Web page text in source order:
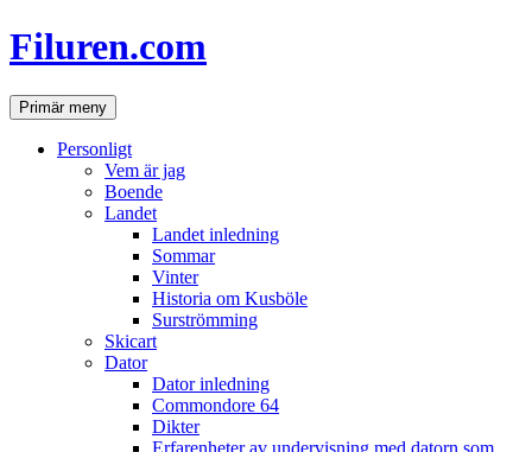
Hoppa
till
Filuren.com
SökPrimär meny
Personligt
Vem är jag
Boende
Landet
Landet inledning
Sommar
Vinter
Historia om Kusböle
Surströmming
Skicart
Dator
Dator inledning
Commondore 64
Dikter
Erfarenheter av undervisning med datorn som